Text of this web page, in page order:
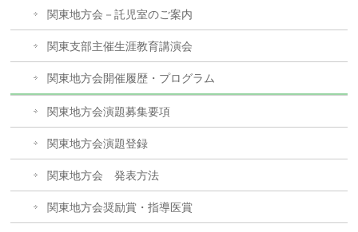
関東地方会－託児室のご案内
関東支部主催生涯教育講演会
関東地方会開催履歴・プログラム
関東地方会演題募集要項
関東地方会演題登録
関東地方会 発表方法
関東地方会奨励賞・指導医賞